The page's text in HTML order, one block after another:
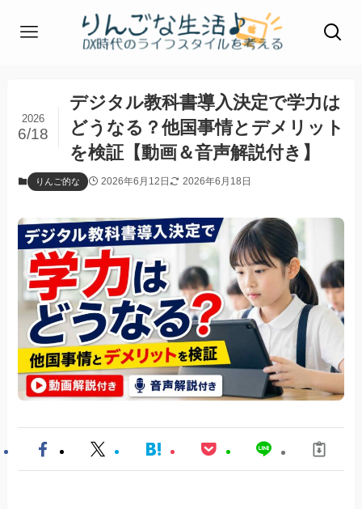
デジタル教科書導入決定で学力は
どうなる？他国事情とデメリット
を検証【動画＆音声解説付き】
2026
6/18
りんご的な 2026年6月12日 2026年6月18日